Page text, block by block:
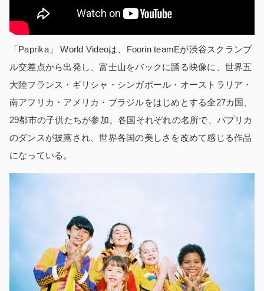
「Paprika」 World Videoは、Foorin teamEが渋谷スクランブ
ル交差点から出発し、富士山をバックに踊る映像に、世界五
大陸フランス・ギリシャ・シンガポール・オーストラリア・
南アフリカ・アメリカ・ブラジルをはじめとする全27カ国、
29都市の子供たちが参加。各国それぞれの名所で、パプリカ
のダンスが披露され、世界各国の美しさを改めて感じる作品
になっている。